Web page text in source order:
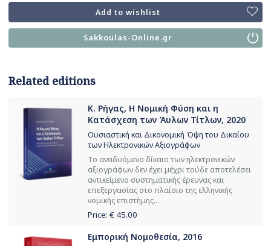
Add to wishlist
Sakkoulas-Online.gr
Related editions
Κ. Ρήγας, Η Νομική Φύση και η
Κατάσχεση των Άυλων Τίτλων, 2020
Ουσιαστική και Δικονομική Όψη του Δικαίου
των Ηλεκτρονικών Αξιογράφων
Το αναδυόμενο δίκαιο των ηλεκτρονικών
αξιογράφων δεν έχει μέχρι τούδε αποτελέσει
αντικείμενο συστηματικής έρευνας και
επεξεργασίας στο πλαίσιο της ελληνικής
νομικής επιστήμης...
Price: € 45.00
Εμπορική Νομοθεσία, 2016